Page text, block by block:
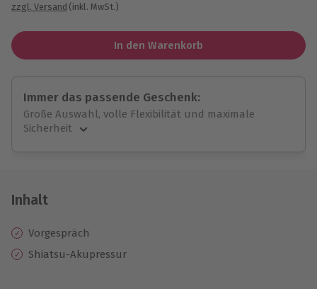
zzgl. Versand (inkl. MwSt.)
In den Warenkorb
Immer das passende Geschenk:
Große Auswahl, volle Flexibilität und maximale
Sicherheit
Jeder Gutschein für alle Erlebnisse einlösbar.
10 Jahre gültig & verlängerbar.
Inhalt
Vorgespräch
Shiatsu-Akupressur